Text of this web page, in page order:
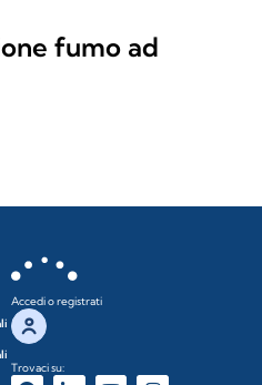
fumo ad
Accedi o registrati
Trovaci su: